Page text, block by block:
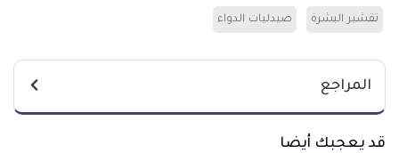
تقشير البشرة صيدليات الدواء
المراجع
قد يعجبك أيضا